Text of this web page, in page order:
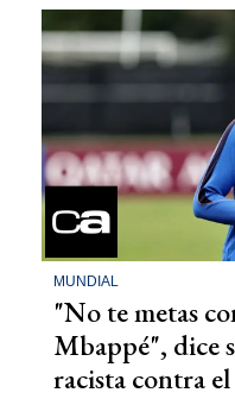
MUNDIAL
"No te metas
Mbappé", dice
racista contra